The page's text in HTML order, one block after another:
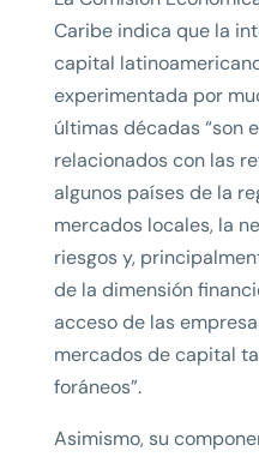
Caribe indica que la
capital
experimentada por
últimas décadas “son
relacionados con las
algunos países de la
mercados locales, la
riesgos y,
de la dimensión
acceso de las
mercados de capital
foráneos”.
Asimismo, su